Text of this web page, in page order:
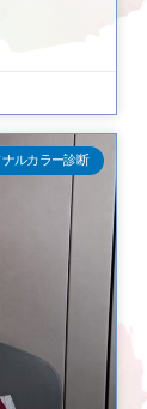
ルカラー診断